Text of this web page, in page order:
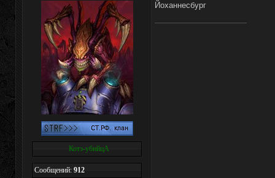
Котэ-убийцА
Сообщений: 912
Йоханнесбург